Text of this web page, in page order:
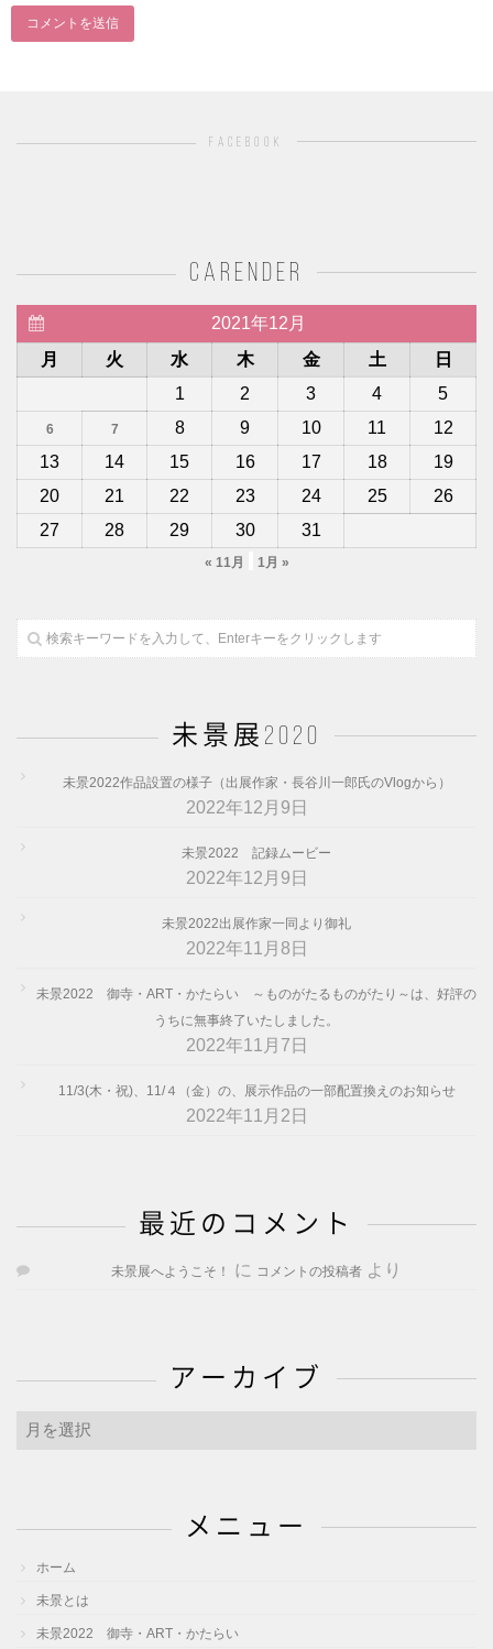
facebook
carender
2021年12月
月
火 水 木 金 土
日
1
2 3 4 5
6 7 8 9 10 11
12
13
14 15 16 17 18
19
20
21 22 23 24 25
26
27
28 29 30 31
« 11月 1月 »
未景展2020
未景2022作品設置の様子（出展作家・長谷川一郎氏のVlogから）
2022年12月9日
未景2022 記録ムービー
2022年12月9日
未景2022出展作家一同より御礼
2022年11月8日
未景2022 御寺・ART・かたらい ～ものがたるものがたり～は、好評の
うちに無事終了いたしました。
2022年11月7日
11/3(木・祝)、11/４（金）の、展示作品の一部配置換えのお知らせ
2022年11月2日
最近のコメント
未景展へようこそ！ に コメントの投稿者 より
アーカイブ
ア
ブ
メニュー
ホーム
未景とは
未景2022 御寺・ART・かたらい